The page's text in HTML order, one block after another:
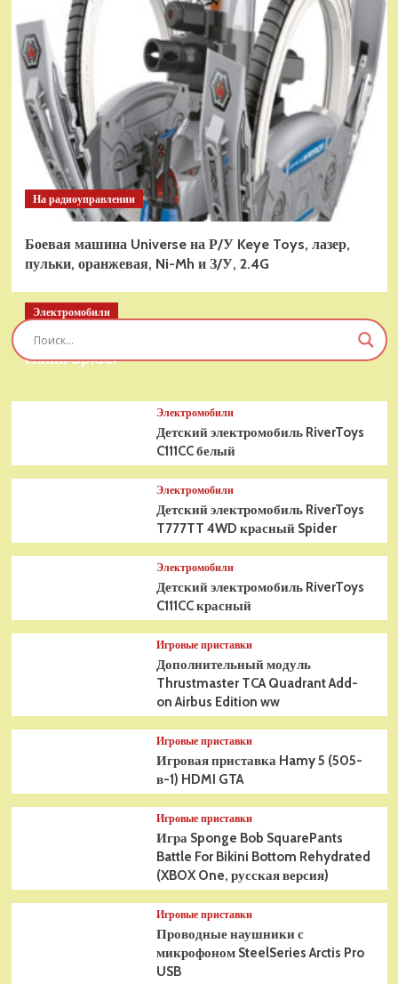
На радиоуправлении
Боевая машина Universe на Р/У Keye Toys, лазер,
пульки, оранжевая, Ni-Mh и З/У, 2.4G
Электромобили
Детский электромобиль RiverToys T777TT 4WD
синий Spider
Электромобили
Детский электромобиль RiverToys
C111CC белый
Электромобили
Детский электромобиль RiverToys
T777TT 4WD красный Spider
Электромобили
Детский электромобиль RiverToys
C111CC красный
Игровые приставки
Дополнительный модуль
Thrustmaster TCA Quadrant Add-
on Airbus Edition ww
Игровые приставки
Игровая приставка Hamy 5 (505-
в-1) HDMI GTA
Игровые приставки
Игра Sponge Bob SquarePants
Battle For Bikini Bottom Rehydrated
(XBOX One, русская версия)
Игровые приставки
Проводные наушники с
микрофоном SteelSeries Arctis Pro
USB